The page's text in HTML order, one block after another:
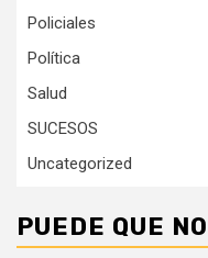
Policiales
Política
Salud
SUCESOS
Uncategorized
PUEDE QUE